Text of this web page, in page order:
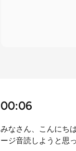
00:06
みなさん、こんにち
ージ音読しようと思